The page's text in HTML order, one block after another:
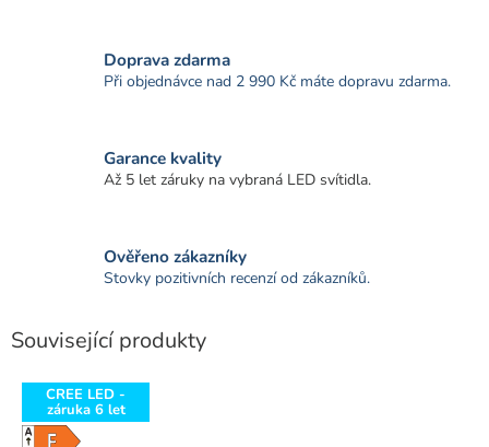
Doprava zdarma
Při objednávce nad 2 990 Kč máte dopravu zdarma.
Garance kvality
Až 5 let záruky na vybraná LED svítidla.
Ověřeno zákazníky
Stovky pozitivních recenzí od zákazníků.
Související produkty
CREE LED -
záruka 6 let